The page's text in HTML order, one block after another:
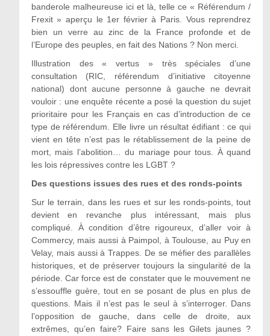
banderole malheureuse ici et là, telle ce « Référendum /
Frexit » aperçu le 1er février à Paris. Vous reprendrez
bien un verre au zinc de la France profonde et de
l’Europe des peuples, en fait des Nations ? Non merci.
Illustration des « vertus » très spéciales d’une
consultation (RIC, référendum d’initiative citoyenne
national) dont aucune personne à gauche ne devrait
vouloir : une enquête récente a posé la question du sujet
prioritaire pour les Français en cas d’introduction de ce
type de référendum. Elle livre un résultat édifiant : ce qui
vient en tête n’est pas le rétablissement de la peine de
mort, mais l’abolition… du mariage pour tous. À quand
les lois répressives contre les LGBT ?
Des questions issues des rues et des ronds-points
Sur le terrain, dans les rues et sur les ronds-points, tout
devient en revanche plus intéressant, mais plus
compliqué. À condition d’être rigoureux, d’aller voir à
Commercy, mais aussi à Paimpol, à Toulouse, au Puy en
Velay, mais aussi à Trappes. De se méfier des parallèles
historiques, et de préserver toujours la singularité de la
période. Car force est de constater que le mouvement ne
s’essouffle guère, tout en se posant de plus en plus de
questions. Mais il n’est pas le seul à s’interroger. Dans
l’opposition de gauche, dans celle de droite, aux
extrêmes, qu’en faire? Faire sans les Gilets jaunes ?